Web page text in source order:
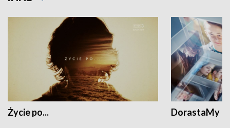
Życie po... DorastaMy